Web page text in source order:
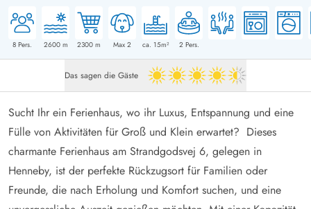
8 Pers. 2600m 2300 m Max 2 ca. 15m² 2 Pers.
Das sagen die Gäste 4.5 von 5
Sucht Ihr ein Ferienhaus, wo ihr Luxus, Entspannung und eine
Fülle von Aktivitäten für Groß und Klein erwartet? Dieses
charmante Ferienhaus am Strandgodsvej 6, gelegen in
Henneby, ist der perfekte Rückzugsort für Familien oder
Freunde, die nach Erholung und Komfort suchen, und eine